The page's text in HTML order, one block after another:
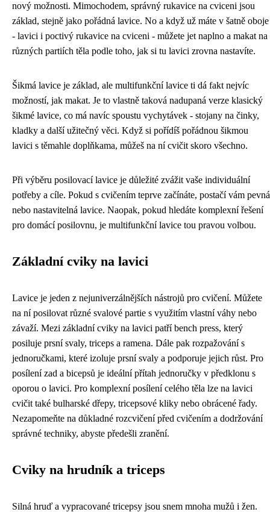
nový možnosti. Mimochodem, správný rukavice na cviceni jsou
základ, stejně jako pořádná lavice. No a když už máte v šatně oboje
- lavici i poctivý rukavice na cviceni - můžete jet naplno a makat na
různých partiích těla podle toho, jak si tu lavici zrovna nastavíte.
Šikmá lavice je základ, ale multifunkční lavice ti dá fakt nejvíc
možností, jak makat. Je to vlastně taková nadupaná verze klasický
šikmé lavice, co má navíc spoustu vychytávek - stojany na činky,
kladky a další užitečný věci. Když si pořídíš pořádnou šikmou
lavici s těmahle doplňkama, můžeš na ní cvičit skoro všechno.
Při výběru posilovací lavice je důležité zvážit vaše individuální
potřeby a cíle. Pokud s cvičením teprve začínáte, postačí vám pevná
nebo nastavitelná lavice. Naopak, pokud hledáte komplexní řešení
pro domácí posilovnu, je multifunkční lavice tou pravou volbou.
Základní cviky na lavici
Lavice je jeden z nejuniverzálnějších nástrojů pro cvičení. Můžete
na ní posilovat různé svalové partie s využitím vlastní váhy nebo
závaží. Mezi základní cviky na lavici patří bench press, který
posiluje prsní svaly, triceps a ramena. Dále pak rozpažování s
jednoručkami, které izoluje prsní svaly a podporuje jejich růst. Pro
posílení zad a bicepsů je ideální přítah jednoručky v předklonu s
oporou o lavici. Pro komplexní posílení celého těla lze na lavici
cvičit také bulharské dřepy, tricepsové kliky nebo obrácené řady.
Nezapomeňte na důkladné rozcvičení před cvičením a dodržování
správné techniky, abyste předešli zranění.
Cviky na hrudník a triceps
Silná hruď a vypracované tricepsy jsou snem mnoha mužů i žen.